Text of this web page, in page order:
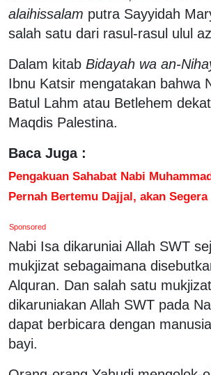
alaihissalam putra Sayyidah
salah satu dari rasul-rasul ulul
Dalam kitab Bidayah wa an-
Ibnu Katsir mengatakan bahwa
Batul Lahm atau Betlehem
Maqdis Palestina.
Baca Juga :
Pengakuan Sahabat Nabi
Pernah Bertemu Dajjal, akan
Sponsored
Nabi Isa dikaruniai Allah SWT
mukjizat sebagaimana
Alquran. Dan salah satu
dikaruniakan Allah SWT pada
dapat berbicara dengan
bayi.